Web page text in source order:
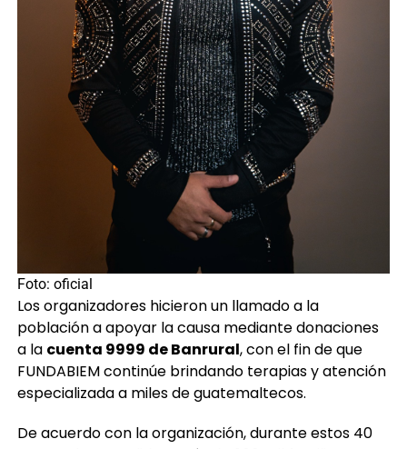
Foto: oficial
Los organizadores hicieron un llamado a la
población a apoyar la causa mediante donaciones
a la cuenta 9999 de Banrural, con el fin de que
FUNDABIEM continúe brindando terapias y atención
especializada a miles de guatemaltecos.
De acuerdo con la organización, durante estos 40